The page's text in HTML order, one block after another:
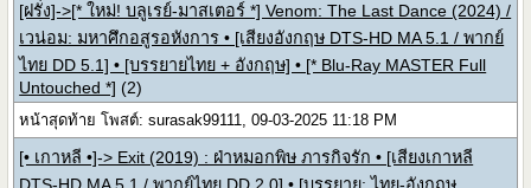
[ฝรั่ง]->[* ใหม่! บลูเรย์-มาสเตอร์ *] Venom: The Last Dance (2024) /
เวน่อม: มหาศึกอสูรอหังการ • [เสียงอังกฤษ DTS-HD MA 5.1 / พากย์
ไทย DD 5.1] • [บรรยายไทย + อังกฤษ] • [* Blu-Ray MASTER Full
Untouched *] (2)
หน้าสุดท้าย โพสต์: surasak99111, 09-03-2025 11:18 PM
[• เกาหลี •]-> Exit (2019) : ฝ่าหมอกพิษ ภารกิจรัก • [เสียงเกาหลี